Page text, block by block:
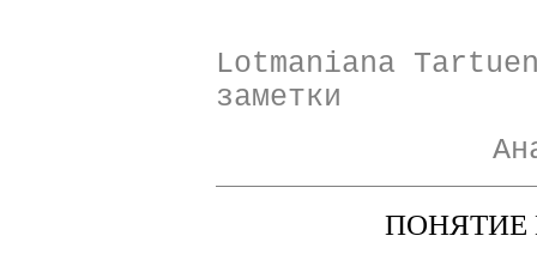
Lotmaniana
заметки
ПОНЯТИЕ